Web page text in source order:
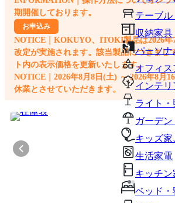
テーブル
収納家具
パーソナ
オフィ
インテ
ライト・
ガーデ
キッズ家
生活家電
キッチン
ベッド・
期開催しております。
お申込み
NOTICE｜KOKUYO、ITOKI製品は2026年
改定が実施されます。該当製品につきまし
ト内の表示価格を更新いたします。
NOTICE｜2026年8月8日(土) ～ 2026年8月
休業とさせていただきます。